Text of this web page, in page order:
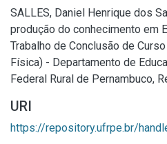
SALLES, Daniel Henrique dos
produção do conhecimento em
Trabalho de Conclusão de
Física) - Departamento de
Federal Rural de Pernambuco,
URI
https://repository.ufrpe.br/